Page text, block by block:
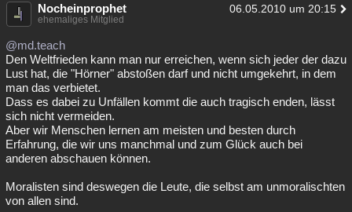
Nocheinprophet 06.05.2010 um 20:15
ehemaliges Mitglied
@md.teach
Den Weltfrieden kann man nur erreichen, wenn sich jeder der dazu
Lust hat, die "Hörner" abstoßen darf und nicht umgekehrt, in dem
man das verbietet.
Dass es dabei zu Unfällen kommt die auch tragisch enden, lässt
sich nicht vermeiden.
Aber wir Menschen lernen am meisten und besten durch
Erfahrung, die wir uns manchmal und zum Glück auch bei
anderen abschauen können.
Moralisten sind deswegen die Leute, die selbst am unmoralischten
von allen sind.